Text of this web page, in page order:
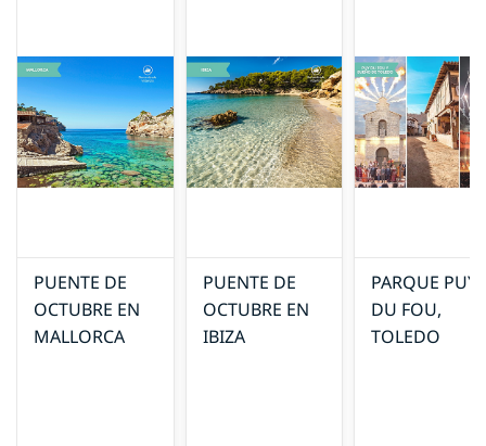
PUENTE DE
OCTUBRE EN
MALLORCA
PUENTE DE
OCTUBRE EN
IBIZA
PARQUE PUY
DU FOU,
TOLEDO